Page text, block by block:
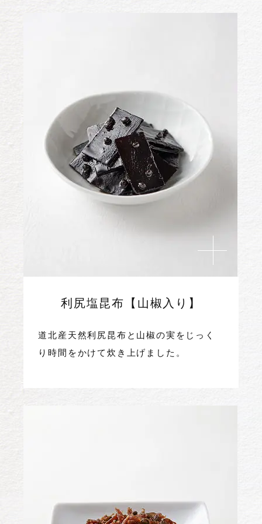
利尻塩昆布【山椒入り】
道北産天然利尻昆布と山椒の実をじっく
り時間をかけて炊き上げました。